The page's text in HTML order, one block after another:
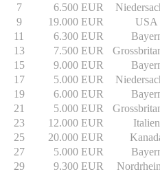
7
6.500 EUR
9
19.000 EUR
USA
11
6.300 EUR
13
7.500 EUR
15
9.000 EUR
17
5.000 EUR
19
6.000 EUR
21
5.000 EUR
23
12.000 EUR
Italien
25
20.000 EUR
27
5.000 EUR
29
9.300 EUR